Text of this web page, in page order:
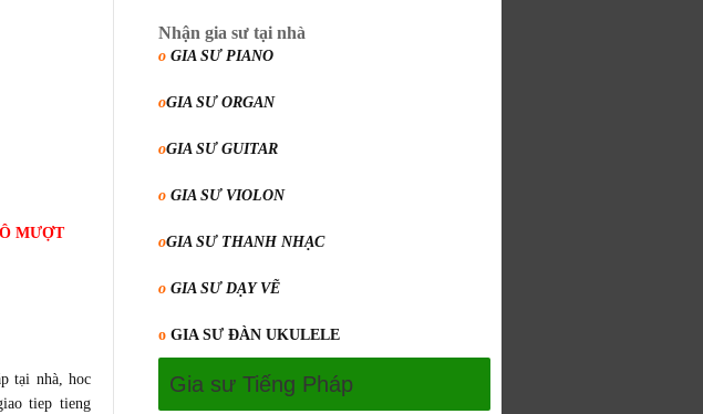
MƯỢT
tại nhà,hoc
tiep tieng
Nhận gia sư tại nhà
o GIA SƯ PIANO
oGIA SƯ ORGAN
oGIA SƯ GUITAR
o GIA SƯ VIOLON
oGIA SƯ THANH NHẠC
o GIA SƯ DẠY VẼ
o GIA SƯ ĐÀN UKULELE
Gia sư Tiếng Pháp